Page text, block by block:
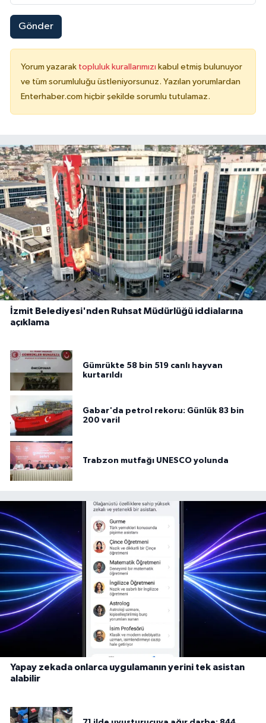
Gönder
Yorum yazarak topluluk kurallarımızı kabul etmiş bulunuyor
ve tüm sorumluluğu üstleniyorsunuz. Yazılan yorumlardan
Enterhaber.com hiçbir şekilde sorumlu tutulamaz.
İzmit Belediyesi'nden Ruhsat Müdürlüğü iddialarına
açıklama
Gümrükte 58 bin 519 canlı hayvan
kurtarıldı
Gabar'da petrol rekoru: Günlük 83 bin
200 varil
Trabzon mutfağı UNESCO yolunda
Yapay zekada onlarca uygulamanın yerini tek asistan
alabilir